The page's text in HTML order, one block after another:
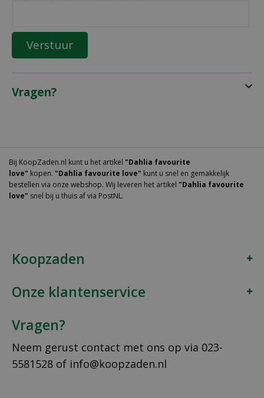
Vragen?
Bij KoopZaden.nl kunt u het artikel "Dahlia favourite
love" kopen. "Dahlia favourite love" kunt u snel en gemakkelijk
bestellen via onze webshop. Wij leveren het artikel "Dahlia favourite
love" snel bij u thuis af via PostNL.
Koopzaden
Onze klantenservice
Vragen?
Neem gerust contact met ons op via 023-
5581528 of info@koopzaden.nl